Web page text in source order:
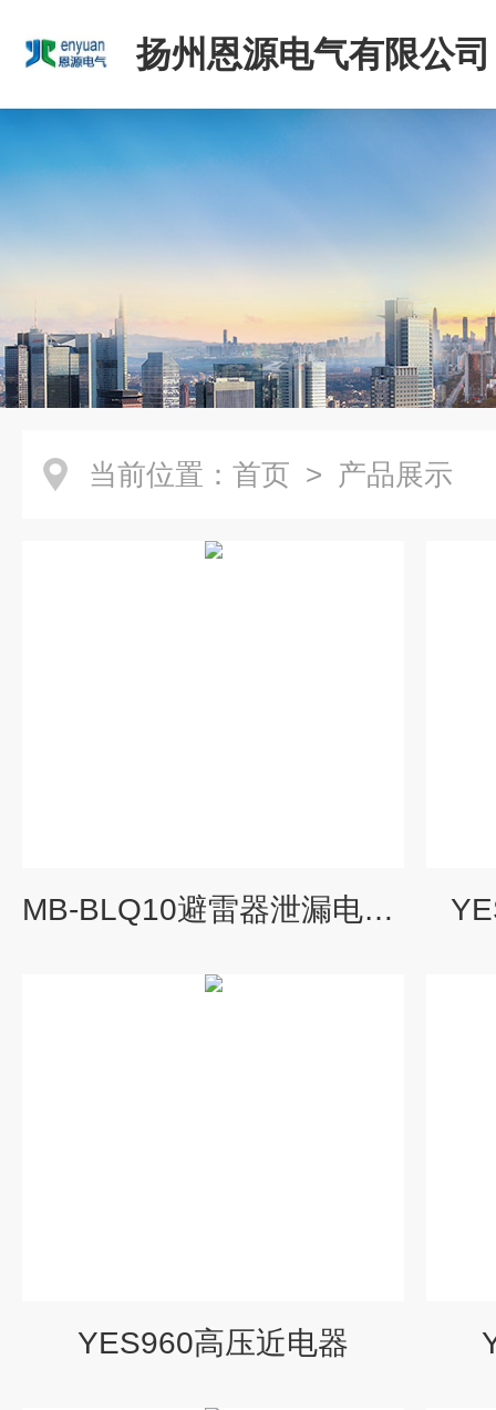
扬州恩源电气有限公司
当前位置： 首页 > 产品展示
MB-BLQ10避雷器泄漏电流阻性测试仪
YES960高压近电器